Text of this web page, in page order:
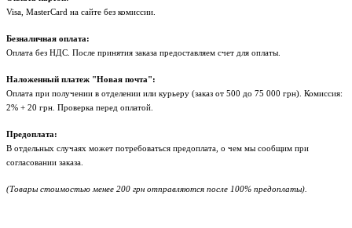
Visa, MasterCard на сайте без комиссии.
Безналичная оплата:
Оплата без НДС. После принятия заказа предоставляем счет для оплаты.
Наложенный платеж "Новая почта":
Оплата при получении в отделении или курьеру (заказ от 500 до 75 000 грн). Комиссия:
2% + 20 грн. Проверка перед оплатой.
Предоплата:
В отдельных случаях может потребоваться предоплата, о чем мы сообщим при
согласовании заказа.
(Товары стоимостью менее 200 грн отправляются после 100% предоплаты).